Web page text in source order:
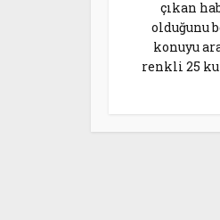
çıkan
olduğunu
konuyu
renkli 25